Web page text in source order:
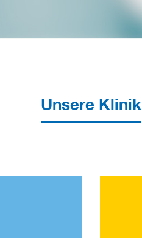
Unsere Klinik